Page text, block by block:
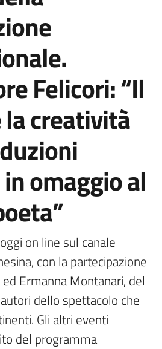
Felicori: “Il
creatività
omaggio al
on line sul canale
con la partecipazione
Ermanna Montanari, del
dello spettacolo che
Gli altri eventi
del programma